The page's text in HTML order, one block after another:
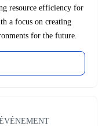
resource efficiency for
a focus on creating
for the future.